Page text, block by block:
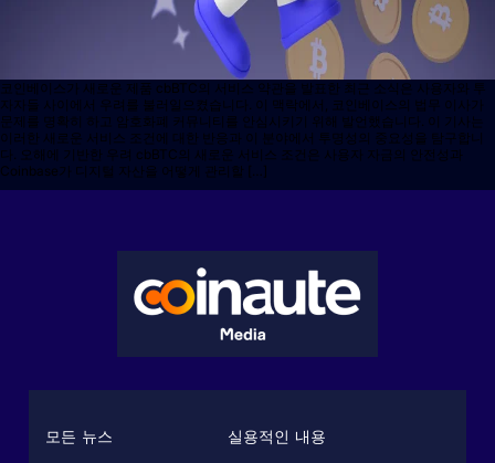
코인베이스가 새로운 제품 cbBTC의 서비스 약관을 발표한 최근 소식은 사용자와 투
자자들 사이에서 우려를 불러일으켰습니다. 이 맥락에서, 코인베이스의 법무 이사가
문제를 명확히 하고 암호화폐 커뮤니티를 안심시키기 위해 발언했습니다. 이 기사는
이러한 새로운 서비스 조건에 대한 반응과 이 분야에서 투명성의 중요성을 탐구합니
다. 오해에 기반한 우려 cbBTC의 새로운 서비스 조건은 사용자 자금의 안전성과
Coinbase가 디지털 자산을 어떻게 관리할 […]
모든 뉴스 실용적인 내용